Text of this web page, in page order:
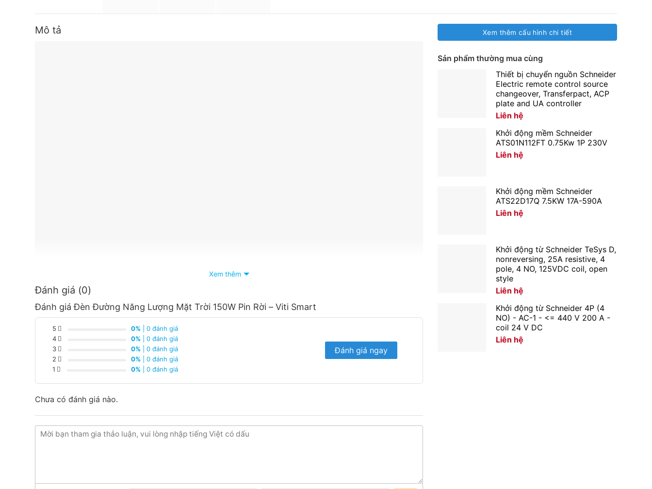
Mô tả
Thiết bị điện đèn năng lương mặt trời tại Bình Dương
Xem thêm
Đánh giá (0)
Đánh giá Đèn Đường Năng Lượng Mặt Trời 150W Pin Rời – Viti Smart
5 0% | 0 đánh giá
4
0% | 0 đánh giá
3
0% | 0 đánh giá
2
0% | 0 đánh giá
1
0% | 0 đánh giá
Đánh giá ngay
Chưa có đánh giá nào.
Xem thêm cấu hình chi tiết
Sản phẩm thường mua cùng
Thiết bị chuyển nguồn Schneider
Electric remote control source
changeover, Transferpact, ACP
plate and UA controller
Liên hệ
Khởi động mềm Schneider
ATS01N112FT 0.75Kw 1P 230V
Liên hệ
Khởi động mềm Schneider
ATS22D17Q 7.5KW 17A-590A
Liên hệ
Khởi động từ Schneider TeSys D,
nonreversing, 25A resistive, 4
pole, 4 NO, 125VDC coil, open
style
Liên hệ
Khởi động từ Schneider 4P (4
NO) - AC-1 - <= 440 V 200 A -
coil 24 V DC
Liên hệ